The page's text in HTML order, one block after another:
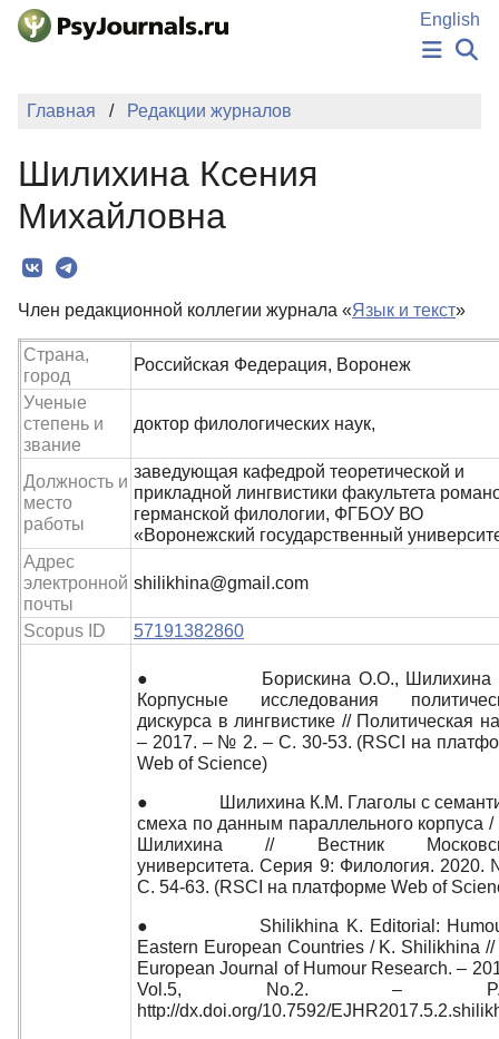
Перейти к основному содержанию
English
НОВОСТИ
ПОДАТЬ РУКОПИСЬ
КЛЮЧЕВЫЕ СЛОВА
Главная Редакции журналов
Шилихина Ксения
Михайловна
Член редакционной коллегии журнала «Язык и текст»
Страна,
город
Российская Федерация, Воронеж
Ученые
степень и
звание
доктор филологических наук,
Должность и
место
работы
заведующая кафедрой теоретической и
прикладной лингвистики факультета
германской филологии, ФГБОУ ВО
«Воронежский государственный
Адрес
электронной
почты
shilikhina@gmail.com
Scopus ID 57191382860
● Борискина О.О., Шилихина
Корпусные исследования
дискурса в лингвистике // Политическая
– 2017. – № 2. – С. 30-53. (RSCI на
Web of Science)
● Шилихина К.М. Глаголы с
смеха по данным параллельного корпуса
Шилихина // Вестник
университета. Серия 9: Филология.
С. 54-63. (RSCI на платформе Web of
● Shilikhina K. Editorial:
Eastern European Countries / K. Shilikhina //
European Journal of Humour Research. –
Vol.5, No.2. – P.1-
http://dx.doi.org/10.7592/